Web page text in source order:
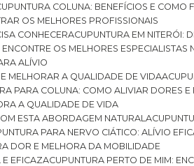
COLUNA: BENEFÍCIOS E
OS MELHORES PROFISSIONAIS
CONHECER
ACUPUNTURA EM NITERÓI:
OS MELHORES ESPECIALISTAS
ALÍVIO
MELHORAR A QUALIDADE DE VIDA
PARA COLUNA: COMO ALIVIAR DORES
A QUALIDADE DE VIDA
ESTA ABORDAGEM NATURAL
PARA NERVO CIÁTICO: ALÍVIO
DOR E MELHORA DA MOBILIDADE
E EFICAZ
ACUPUNTURA PERTO DE MIM: